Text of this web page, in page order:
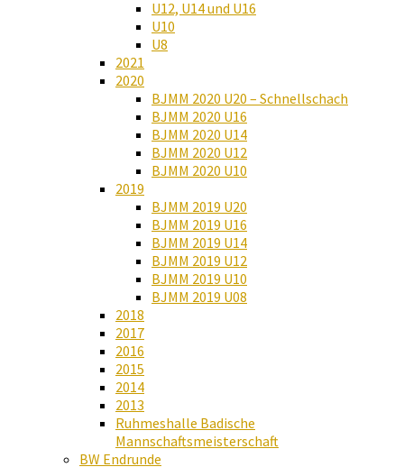
U12, U14 und U16
U10
U8
2021
2020
BJMM 2020 U20 – Schnellschach
BJMM 2020 U16
BJMM 2020 U14
BJMM 2020 U12
BJMM 2020 U10
2019
BJMM 2019 U20
BJMM 2019 U16
BJMM 2019 U14
BJMM 2019 U12
BJMM 2019 U10
BJMM 2019 U08
2018
2017
2016
2015
2014
2013
Ruhmeshalle Badische
Mannschaftsmeisterschaft
BW Endrunde